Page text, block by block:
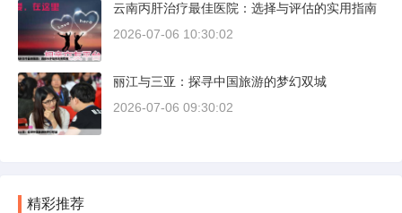
云南丙肝治疗最佳医院：选择与评估的实用指南
2026-07-06 10:30:02
丽江与三亚：探寻中国旅游的梦幻双城
2026-07-06 09:30:02
精彩推荐